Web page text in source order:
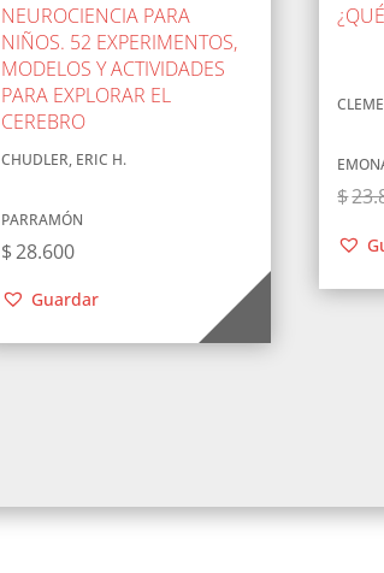
NEUROCIENCIA PARA
NIÑOS. 52 EXPERIMENTOS,
MODELOS Y ACTIVIDADES
PARA EXPLORAR EL
CEREBRO
CHUDLER, ERIC H.
PARRAMÓN
$ 28.600
Guardar
$